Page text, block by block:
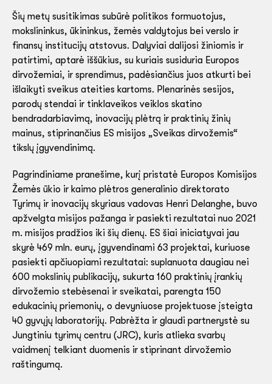
Šių metų susitikimas subūrė politikos formuotojus,
mokslininkus, ūkininkus, žemės valdytojus bei verslo ir
finansų institucijų atstovus. Dalyviai dalijosi žiniomis ir
patirtimi, aptarė iššūkius, su kuriais susiduria Europos
dirvožemiai, ir sprendimus, padėsiančius juos atkurti bei
išlaikyti sveikus ateities kartoms. Plenarinės sesijos,
parodų stendai ir tinklaveikos veiklos skatino
bendradarbiavimą, inovacijų plėtrą ir praktinių žinių
mainus, stiprinančius ES misijos „Sveikas dirvožemis“
tikslų įgyvendinimą.
Pagrindiniame pranešime, kurį pristatė Europos Komisijos
Žemės ūkio ir kaimo plėtros generalinio direktorato
Tyrimų ir inovacijų skyriaus vadovas Henri Delanghe, buvo
apžvelgta misijos pažanga ir pasiekti rezultatai nuo 2021
m. misijos pradžios iki šių dienų. ES šiai iniciatyvai jau
skyrė 469 mln. eurų, įgyvendinami 63 projektai, kuriuose
pasiekti apčiuopiami rezultatai: suplanuota daugiau nei
600 mokslinių publikacijų, sukurta 160 praktinių įrankių
dirvožemio stebėsenai ir sveikatai, parengta 150
edukacinių priemonių, o devyniuose projektuose įsteigta
40 gyvųjų laboratorijų. Pabrėžta ir glaudi partnerystė su
Jungtiniu tyrimų centru (JRC), kuris atlieka svarbų
vaidmenį telkiant duomenis ir stiprinant dirvožemio
raštingumą.